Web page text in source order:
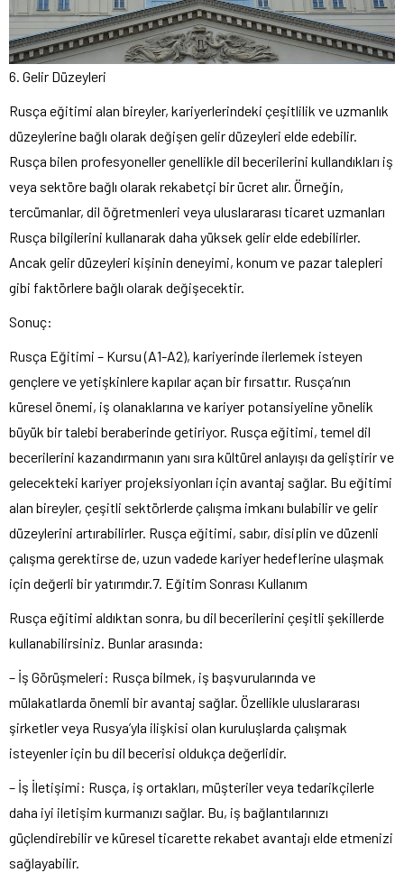
6. Gelir Düzeyleri
Rusça eğitimi alan bireyler, kariyerlerindeki çeşitlilik ve uzmanlık
düzeylerine bağlı olarak değişen gelir düzeyleri elde edebilir.
Rusça bilen profesyoneller genellikle dil becerilerini kullandıkları iş
veya sektöre bağlı olarak rekabetçi bir ücret alır. Örneğin,
tercümanlar, dil öğretmenleri veya uluslararası ticaret uzmanları
Rusça bilgilerini kullanarak daha yüksek gelir elde edebilirler.
Ancak gelir düzeyleri kişinin deneyimi, konum ve pazar talepleri
gibi faktörlere bağlı olarak değişecektir.
Sonuç:
Rusça Eğitimi – Kursu (A1-A2), kariyerinde ilerlemek isteyen
gençlere ve yetişkinlere kapılar açan bir fırsattır. Rusça’nın
küresel önemi, iş olanaklarına ve kariyer potansiyeline yönelik
büyük bir talebi beraberinde getiriyor. Rusça eğitimi, temel dil
becerilerini kazandırmanın yanı sıra kültürel anlayışı da geliştirir ve
gelecekteki kariyer projeksiyonları için avantaj sağlar. Bu eğitimi
alan bireyler, çeşitli sektörlerde çalışma imkanı bulabilir ve gelir
düzeylerini artırabilirler. Rusça eğitimi, sabır, disiplin ve düzenli
çalışma gerektirse de, uzun vadede kariyer hedeflerine ulaşmak
için değerli bir yatırımdır.7. Eğitim Sonrası Kullanım
Rusça eğitimi aldıktan sonra, bu dil becerilerini çeşitli şekillerde
kullanabilirsiniz. Bunlar arasında:
– İş Görüşmeleri: Rusça bilmek, iş başvurularında ve
mülakatlarda önemli bir avantaj sağlar. Özellikle uluslararası
şirketler veya Rusya’yla ilişkisi olan kuruluşlarda çalışmak
isteyenler için bu dil becerisi oldukça değerlidir.
– İş İletişimi: Rusça, iş ortakları, müşteriler veya tedarikçilerle
daha iyi iletişim kurmanızı sağlar. Bu, iş bağlantılarınızı
güçlendirebilir ve küresel ticarette rekabet avantajı elde etmenizi
sağlayabilir.